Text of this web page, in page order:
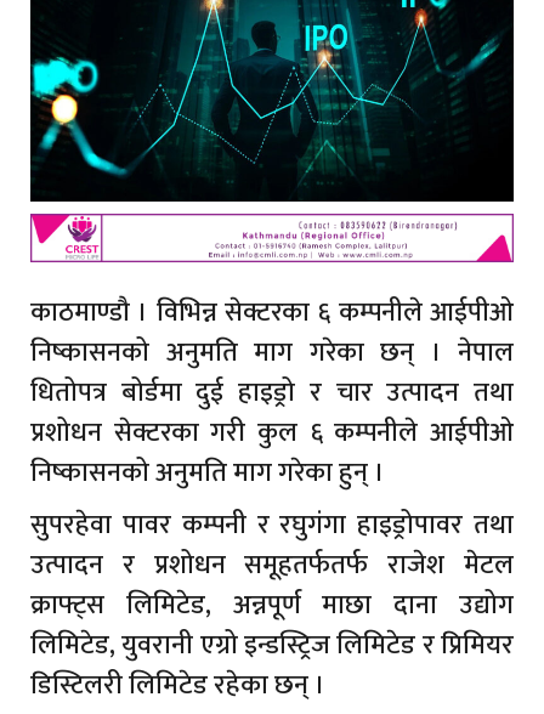
काठमाण्डौ । विभिन्न सेक्टरका ६ कम्पनीले आईपीओ
निष्कासनको अनुमति माग गरेका छन् । नेपाल
धितोपत्र बोर्डमा दुई हाइड्रो र चार उत्पादन तथा
प्रशोधन सेक्टरका गरी कुल ६ कम्पनीले आईपीओ
निष्कासनको अनुमति माग गरेका हुन् ।
सुपरहेवा पावर कम्पनी र रघुगंगा हाइड्रोपावर तथा
उत्पादन र प्रशोधन समूहतर्फतर्फ राजेश मेटल
क्राफ्ट्स लिमिटेड, अन्नपूर्ण माछा दाना उद्योग
लिमिटेड, युवरानी एग्रो इन्डस्ट्रिज लिमिटेड र प्रिमियर
डिस्टिलरी लिमिटेड रहेका छन् ।